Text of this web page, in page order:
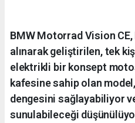
BMW Motorrad Vision CE,
alınarak geliştirilen, tek
elektrikli bir konsept
kafesine sahip olan
dengesini sağlayabiliyor
sunulabileceği